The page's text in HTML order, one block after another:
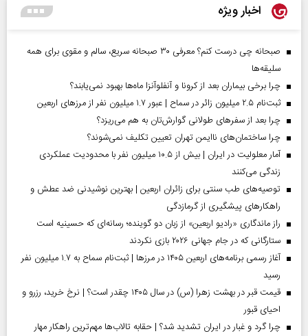
اخبار ویژه
صبحانه چی درست کنم؟ معرفی ۳۰ صبحانه سریع، سالم و مقوی برای همه
سلیقه‌ها
چرا برخی بیماران بعد از کرونا و آنفلوآنزا ماه‌ها بهبود نمی‌یابند؟
ثبت‌نام ۲.۵ میلیون زائر در سماح | عبور ۱.۷ میلیون نفر از مرز‌های اربعین
چرا بعد از سفرهای طولانی گوارش‌تان به هم می‌ریزد؟
چرا ساختمان‌های ناایمن تهران تعیین تکلیف نمی‌شوند؟
آمار معلولیت در ایران | بیش از ۱۰.۵ میلیون نفر با محدودیت عملکردی
زندگی می‌کنند
توصیه‌های طب سنتی برای زائران اربعین | بهترین نوشیدنی ضد عطش و
راهکارهای پیشگیری از گرمازدگی
راز ماندگاری «رادیو اربعین» از زبان دو گوینده؛ رسانه‌ای که حسینیه است
ستارگانی که در جام جهانی ۲۰۲۶ بازی نکردند
آغاز رسمی برنامه‌های اربعین ۱۴۰۵ در مرز‌ها | ثبت‌نام سماح به ۱.۷ میلیون نفر
رسید
قیمت قبر در بهشت زهرا (س) در سال ۱۴۰۵ چقدر است؟ | نرخ خرید، رزرو و
احیای قبور
چرا گرد و غبار در ایران تشدید شد؟ | حقابه تالاب‌ها مهم‌ترین راهکار مهار